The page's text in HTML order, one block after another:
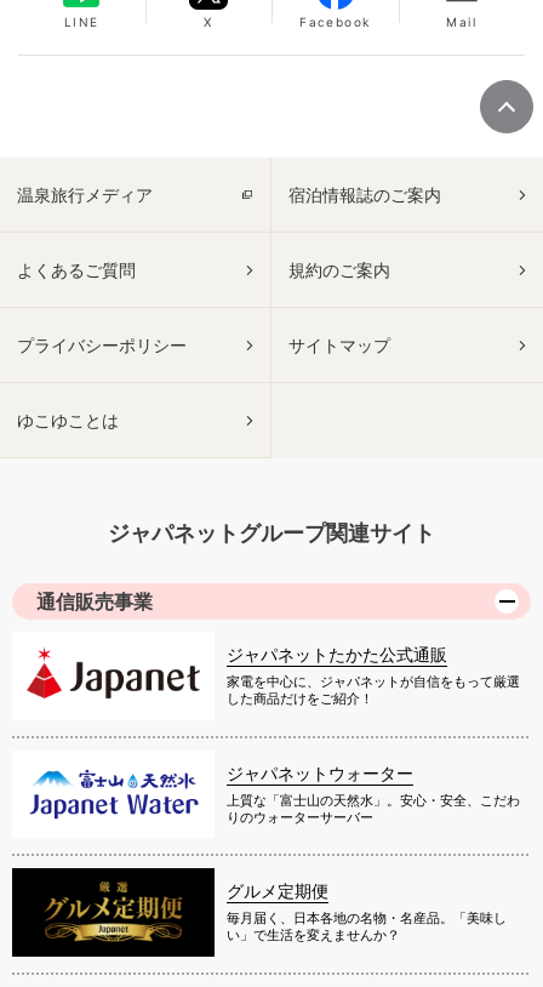
LINE X Facebook Mail
温泉旅行メディア 宿泊情報誌のご案内
よくあるご質問 規約のご案内
プライバシーポリシー サイトマップ
ゆこゆことは
ジャパネットグループ関連サイト
通信販売事業
ジャパネットたかた公式通販
家電を中心に、ジャパネットが自信をもって厳選
した商品だけをご紹介！
ジャパネットウォーター
上質な「富士山の天然水」。安心・安全、こだわ
りのウォーターサーバー
グルメ定期便
毎月届く、日本各地の名物・名産品。「美味し
い」で生活を変えませんか？